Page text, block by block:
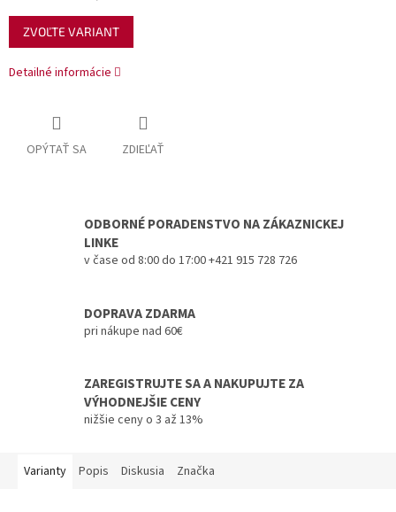
Jednotková
cena:
ZVOĽTE VARIANT
Detailné informácie
OPÝTAŤ SA ZDIEĽAŤ
ODBORNÉ PORADENSTVO NA ZÁKAZNICKEJ
LINKE
v čase od 8:00 do 17:00 +421 915 728 726
DOPRAVA ZDARMA
pri nákupe nad 60€
ZAREGISTRUJTE SA A NAKUPUJTE ZA
VÝHODNEJŠIE CENY
nižšie ceny o 3 až 13%
Varianty Popis Diskusia Značka